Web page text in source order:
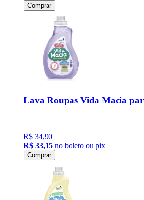
Comprar
Lava Roupas Vida Macia
R$ 34,90
R$ 33,15 no boleto ou pix
Comprar